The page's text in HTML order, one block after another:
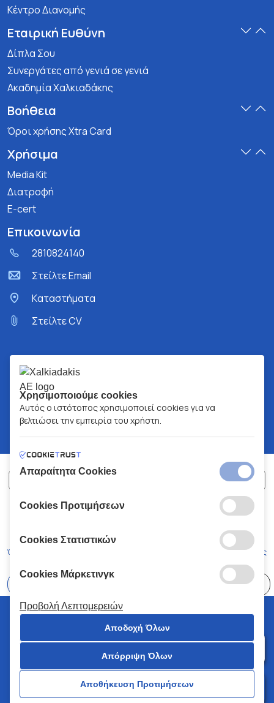
Κέντρο Διανομής
Εταιρική Ευθύνη
Δίπλα Σου
Συνεργάτες από γενιά σε γενιά
Ακαδημία Χαλκιαδάκης
Βοήθεια
Όροι χρήσης Xtra Card
Χρήσιμα
Media Kit
Διατροφή
E-cert
Επικοινωνία
2810824140
Στείλτε Email
Kαταστήματα
Στείλτε CV
ΧΑΛΚΙΑΔΑΚΗΣ Α.Ε.
Όροι και Προϋποθέσεις Κώδικας Δεοντολογίας
© 2026 Χαλκιαδάκης all rights reserved
Χρησιμοποιούμε cookies
Αυτός ο ιστότοπος χρησιμοποιεί cookies για να
βελτιώσει την εμπειρία του χρήστη.
Απαραίτητα Cookies
Cookies Προτιμήσεων
Cookies Στατιστικών
Cookies Μάρκετινγκ
Προβολή Λεπτομερειών
Αποδοχή Όλων
Απόρριψη Όλων
Αποθήκευση Προτιμήσεων